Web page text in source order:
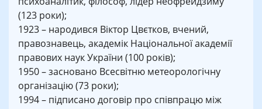
(123 роки);
1923 – народився Віктор Цвєтков, вчений,
правознавець, академік Національної академії
правових наук України (100 років);
1950 – засновано Всесвітню метеорологічну
організацію (73 роки);
1994 – підписано договір про співпрацю між